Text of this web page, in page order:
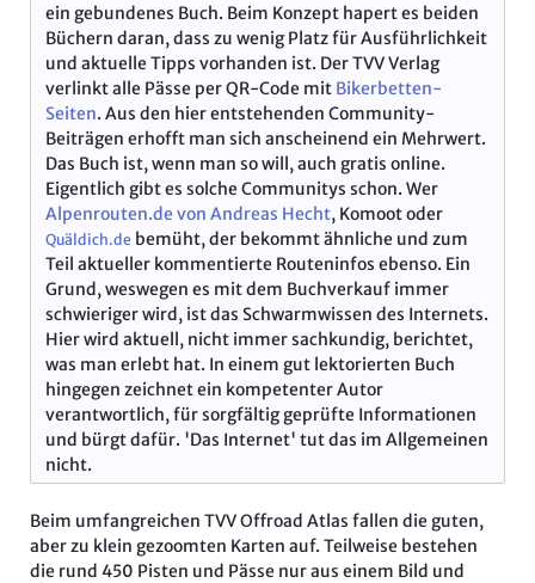
ein gebundenes Buch. Beim Konzept hapert es beiden
Büchern daran, dass zu wenig Platz für Ausführlichkeit
und aktuelle Tipps vorhanden ist. Der TVV Verlag
verlinkt alle Pässe per QR-Code mitBikerbetten-
Seiten. Aus den hier entstehenden Community-
Beiträgen erhofft man sich anscheinend ein Mehrwert.
Das Buch ist, wenn man so will, auch gratis online.
Eigentlich gibt es solche Communitys schon. Wer
Alpenrouten.de von Andreas Hecht, Komoot oder
Quäldich.debemüht, der bekommt ähnliche und zum
Teil aktueller kommentierte Routeninfos ebenso. Ein
Grund, weswegen es mit dem Buchverkauf immer
schwieriger wird, ist das Schwarmwissen des Internets.
Hier wird aktuell, nicht immer sachkundig, berichtet,
was man erlebt hat. In einem gut lektorierten Buch
hingegen zeichnet ein kompetenter Autor
verantwortlich, für sorgfältig geprüfte Informationen
und bürgt dafür. 'Das Internet' tut das im Allgemeinen
nicht.
Beim umfangreichen TVV Offroad Atlas fallen die guten,
aber zu klein gezoomten Karten auf. Teilweise bestehen
die rund 450 Pisten und Pässe nur aus einem Bild und